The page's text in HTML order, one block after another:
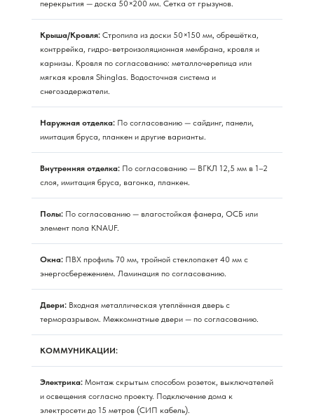
перекрытия — доска 50×200 мм. Сетка от грызунов.
Крыша/Кровля: Стропила из доски 50×150 мм, обрешётка,
контррейка, гидро-ветроизоляционная мембрана, кровля и
карнизы. Кровля по согласованию: металлочерепица или
мягкая кровля Shinglas. Водосточная система и
снегозадержатели.
Наружная отделка: По согласованию — сайдинг, панели,
имитация бруса, планкен и другие варианты.
Внутренняя отделка: По согласованию — ВГКЛ 12,5 мм в 1–2
слоя, имитация бруса, вагонка, планкен.
Полы: По согласованию — влагостойкая фанера, ОСБ или
элемент пола KNAUF.
Окна: ПВХ профиль 70 мм, тройной стеклопакет 40 мм с
энергосбережением. Ламинация по согласованию.
Двери: Входная металлическая утеплённая дверь с
терморазрывом. Межкомнатные двери — по согласованию.
КОММУНИКАЦИИ:
Электрика: Монтаж скрытым способом розеток, выключателей
и освещения согласно проекту. Подключение дома к
электросети до 15 метров (СИП кабель).